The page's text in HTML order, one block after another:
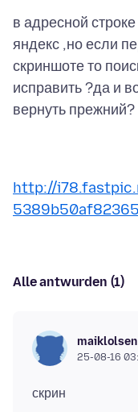
в адресной
яндекс ,но если
скриншоте то
исправить ?да и
http://
Alle antwurden (1)
maiklolsen
25-08-16